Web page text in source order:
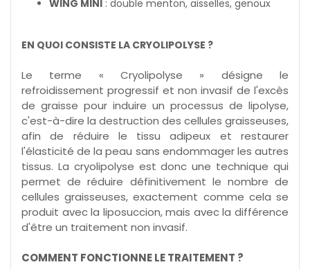
WING MINI : double menton, aisselles, genoux
EN QUOI CONSISTE LA CRYOLIPOLYSE ?
Le terme « Cryolipolyse » désigne le
refroidissement progressif et non invasif de l'excès
de graisse pour induire un processus de lipolyse,
c'est-à-dire la destruction des cellules graisseuses,
afin de réduire le tissu adipeux et restaurer
l'élasticité de la peau sans endommager les autres
tissus. La cryolipolyse est donc une technique qui
permet de réduire définitivement le nombre de
cellules graisseuses, exactement comme cela se
produit avec la liposuccion, mais avec la différence
d'être un traitement non invasif.
COMMENT FONCTIONNE LE TRAITEMENT ?